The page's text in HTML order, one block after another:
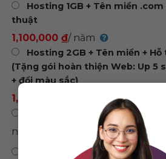
Hosting 1GB + Tên miền
thuật
1,100,000 ₫/ năm
Hosting 2GB + Tên miền +
(Tặng gói hoàn thiện Web: Up 5
+ đổi màu sắc)
1,500,000 ₫
Chỉ mua theme, không sử
năm
Bảo hành trọn đời web 0 ₫